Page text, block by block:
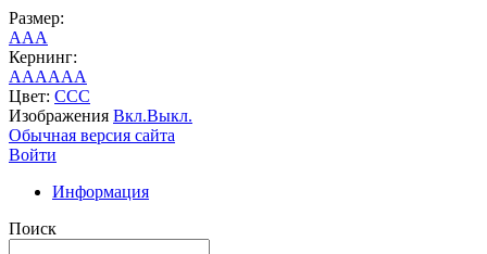
Размер:
AAA
Кернинг:
AAAAAA
Цвет: CCC
Изображения Вкл.Выкл.
Обычная версия сайта
Войти
Информация
Поиск